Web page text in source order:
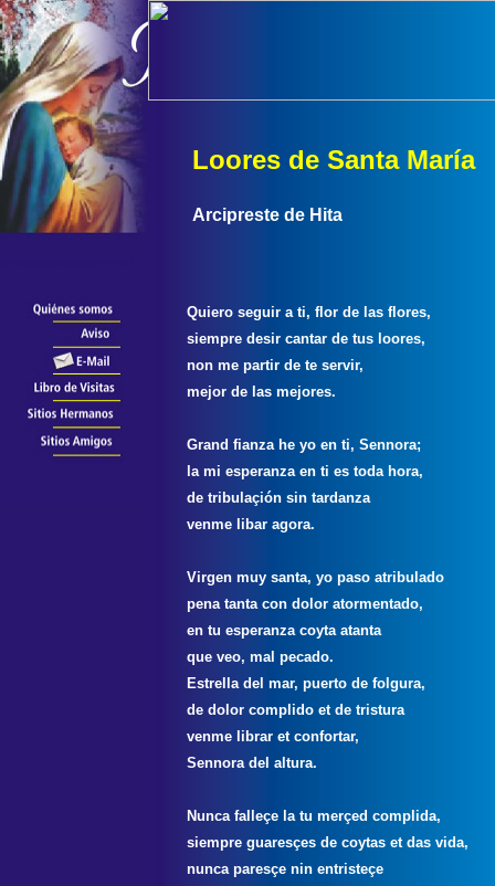
Loores de Santa María
Arcipreste de Hita
Quiero seguir a ti, flor de las flores,
siempre desir cantar de tus loores,
non me partir de te servir,
mejor de las mejores.
Grand fianza he yo en ti, Sennora;
la mi esperanza en ti es toda hora,
de tribulaçión sin tardanza
venme libar agora.
Virgen muy santa, yo paso atribulado
pena tanta con dolor atormentado,
en tu esperanza coyta atanta
que veo, mal pecado.
Estrella del mar, puerto de folgura,
de dolor complido et de tristura
venme librar et confortar,
Sennora del altura.
Nunca falleçe la tu merçed complida,
siempre guaresçes de coytas et das vida,
nunca paresçe nin entristeçe